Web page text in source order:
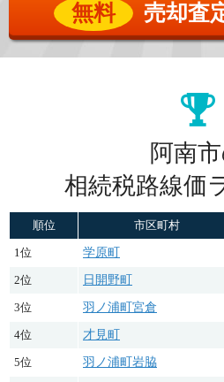
無料 売却査
阿南
相続税路線価
順位 市区町村
1位 学原町
2位 日開野町
3位 羽ノ浦町宮倉
4位 才見町
5位 羽ノ浦町岩脇